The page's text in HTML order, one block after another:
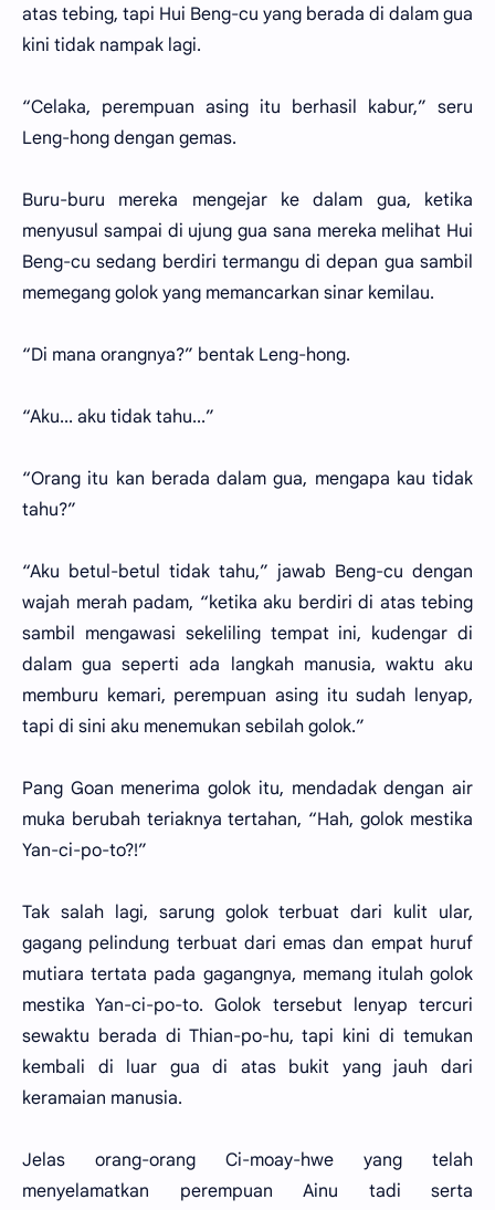
atas tebing, tapi Hui Beng-cu yang berada di dalam gua
kini tidak nampak lagi.
“Celaka, perempuan asing itu berhasil kabur,” seru
Leng-hong dengan gemas.
Buru-buru mereka mengejar ke dalam gua, ketika
menyusul sampai di ujung gua sana mereka melihat Hui
Beng-cu sedang berdiri termangu di depan gua sambil
memegang golok yang memancarkan sinar kemilau.
“Di mana orangnya?” bentak Leng-hong.
“Aku... aku tidak tahu...”
“Orang itu kan berada dalam gua, mengapa kau tidak
tahu?”
“Aku betul-betul tidak tahu,” jawab Beng-cu dengan
wajah merah padam, “ketika aku berdiri di atas tebing
sambil mengawasi sekeliling tempat ini, kudengar di
dalam gua seperti ada langkah manusia, waktu aku
memburu kemari, perempuan asing itu sudah lenyap,
tapi di sini aku menemukan sebilah golok.”
Pang Goan menerima golok itu, mendadak dengan air
muka berubah teriaknya tertahan, “Hah, golok mestika
Yan-ci-po-to?!”
Tak salah lagi, sarung golok terbuat dari kulit ular,
gagang pelindung terbuat dari emas dan empat huruf
mutiara tertata pada gagangnya, memang itulah golok
mestika Yan-ci-po-to. Golok tersebut lenyap tercuri
sewaktu berada di Thian-po-hu, tapi kini di temukan
kembali di luar gua di atas bukit yang jauh dari
keramaian manusia.
Jelas orang-orang Ci-moay-hwe yang telah
menyelamatkan perempuan Ainu tadi serta